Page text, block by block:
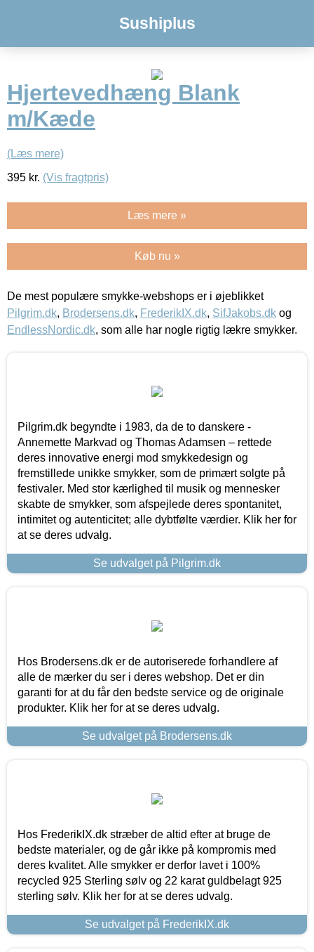
Sushiplus
Hjertevedhæng Blank
m/Kæde
(Læs mere)
395 kr. (Vis fragtpris)
Læs mere »
Køb nu »
De mest populære smykke-webshops er i øjeblikket
Pilgrim.dk, Brodersens.dk, FrederikIX.dk, SifJakobs.dk og
EndlessNordic.dk, som alle har nogle rigtig lækre smykker.
Pilgrim.dk begyndte i 1983, da de to danskere -
Annemette Markvad og Thomas Adamsen – rettede
deres innovative energi mod smykkedesign og
fremstillede unikke smykker, som de primært solgte på
festivaler. Med stor kærlighed til musik og mennesker
skabte de smykker, som afspejlede deres spontanitet,
intimitet og autenticitet; alle dybtfølte værdier. Klik her for
at se deres udvalg.
Se udvalget på Pilgrim.dk
Hos Brodersens.dk er de autoriserede forhandlere af
alle de mærker du ser i deres webshop. Det er din
garanti for at du får den bedste service og de originale
produkter. Klik her for at se deres udvalg.
Se udvalget på Brodersens.dk
Hos FrederikIX.dk stræber de altid efter at bruge de
bedste materialer, og de går ikke på kompromis med
deres kvalitet. Alle smykker er derfor lavet i 100%
recycled 925 Sterling sølv og 22 karat guldbelagt 925
sterling sølv. Klik her for at se deres udvalg.
Se udvalget på FrederikIX.dk